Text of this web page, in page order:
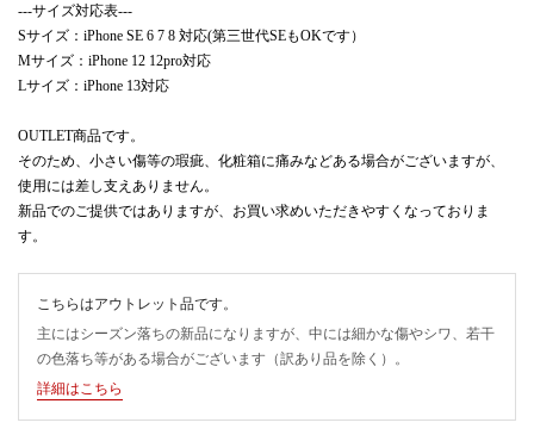
---サイズ対応表---
Sサイズ：iPhone SE 6 7 8 対応(第三世代SEもOKです）
Mサイズ：iPhone 12 12pro対応
Lサイズ：iPhone 13対応
OUTLET商品です。
そのため、小さい傷等の瑕疵、化粧箱に痛みなどある場合がございますが、
使用には差し支えありません。
新品でのご提供ではありますが、お買い求めいただきやすくなっておりま
す。
こちらはアウトレット品です。
主にはシーズン落ちの新品になりますが、中には細かな傷やシワ、若干
の色落ち等がある場合がございます（訳あり品を除く）。
詳細はこちら